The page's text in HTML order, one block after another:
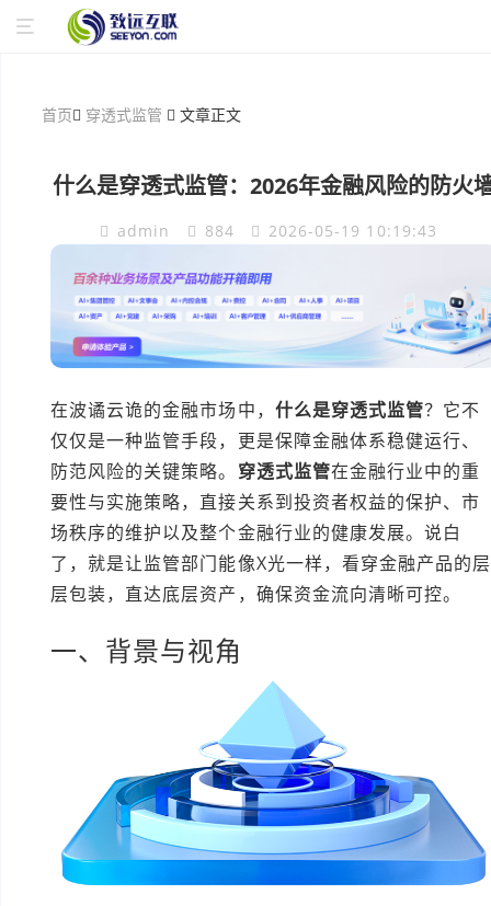
首页 穿透式监管 文章正文
什么是穿透式监管：2026年金融风险的防火
admin 884 2026-05-19 10:19:43
在波谲云诡的金融市场中， 什么是穿透式监管？它不
仅仅是一种监管手段，更是保障金融体系稳健运行、
防范风险的关键策略。 穿透式监管在金融行业中的重
要性与实施策略，直接关系到投资者权益的保护、市
场秩序的维护以及整个金融行业的健康发展。说白
了，就是让监管部门能像X光一样，看穿金融产品的层
层包装，直达底层资产，确保资金流向清晰可控。
一、背景与视角